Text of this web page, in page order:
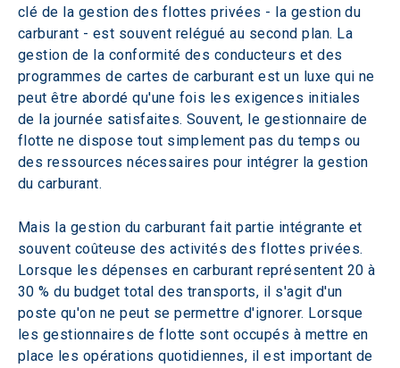
clé de la gestion des flottes privées - la gestion du
carburant - est souvent relégué au second plan. La
gestion de la conformité des conducteurs et des
programmes de cartes de carburant est un luxe qui ne
peut être abordé qu'une fois les exigences initiales
de la journée satisfaites. Souvent, le gestionnaire de
flotte ne dispose tout simplement pas du temps ou
des ressources nécessaires pour intégrer la gestion
du carburant.
Mais la gestion du carburant fait partie intégrante et
souvent coûteuse des activités des flottes privées.
Lorsque les dépenses en carburant représentent 20 à
30 % du budget total des transports, il s'agit d'un
poste qu'on ne peut se permettre d'ignorer. Lorsque
les gestionnaires de flotte sont occupés à mettre en
place les opérations quotidiennes, il est important de